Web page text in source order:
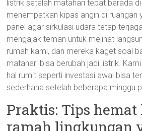
listrik setelah matahari tepat berada
menempatkan kipas angin di ruangan
panel agar sirkulasi udara tetap
mengajak teman untuk melihat
rumah kami, dan mereka kaget soal
matahari bisa berubah jadi listrik.
hal rumit seperti investasi awal bisa
sederhana setelah beberapa minggu
Praktis: Tips
ramah lingkungan